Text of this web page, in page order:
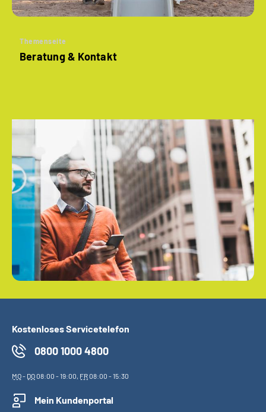
Themenseite
Beratung & Kontakt
Kostenloses Servicetelefon
0800 1000 4800
MO- DO08:00 - 19:00, FR08:00 - 15:30
Mein Kundenportal